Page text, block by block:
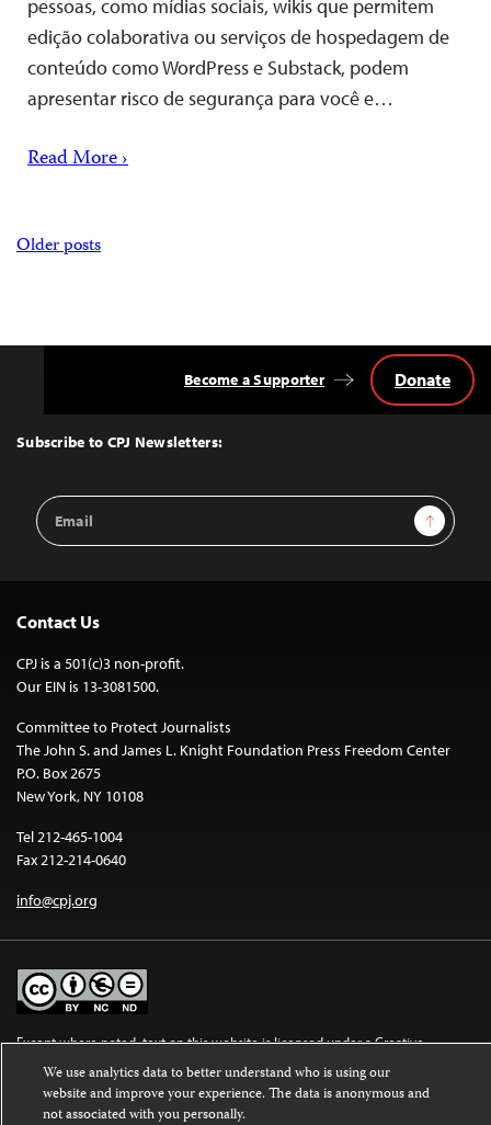
pessoas, como mídias sociais, wikis que permitem
edição colaborativa ou serviços de hospedagem de
conteúdo como WordPress e Substack, podem
apresentar risco de segurança para você e…
Read More ›
Posts
Older posts
Top
Subscribe to CPJ Newsletters:
Email
Address
Sign Up
Become a Supporter Donate
Contact Us
CPJ is a 501(c)3 non-profit.
Our EIN is 13-3081500.
Committee to Protect Journalists
The John S. and James L. Knight Foundation Press Freedom Center
P.O. Box 2675
New York, NY 10108
Tel 212-465-1004
Fax 212-214-0640
info@cpj.org
Except where noted, text on this website is licensed under aCreative
License.
Images and other media are not covered by the Creative Commons license.
We use analytics data to better understand who is using our
website and improve your experience. The data is anonymous and
not associated with you personally.